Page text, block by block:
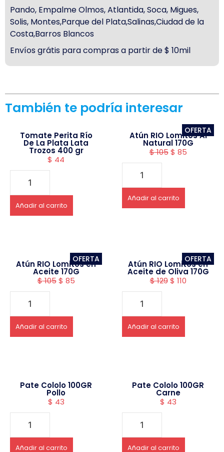
Pando, Empalme Olmos, Atlantida, Soca, Migues,
Solis, Montes,Parque del Plata,Salinas,Ciudad de la
Costa,Barros Blancos
Envíos grátis para compras a partir de $ 10mil
También te podría interesar
Tomate Perita Río
De La Plata Lata
Trozos 400 gr
$ 44
Añadir al carrito
OFERTA
Atún RIO Lomitos Al
Natural 170G
$105 $ 85
Añadir al carrito
OFERTA
Atún RIO Lomitos en
Aceite 170G
$105 $ 85
Añadir al carrito
OFERTA
Atún RIO Lomitos en
Aceite de Oliva 170G
$129 $ 110
Añadir al carrito
Pate Cololo 100GR
Pollo
$ 43
Añadir al carrito
Pate Cololo 100GR
Carne
$ 43
Añadir al carrito